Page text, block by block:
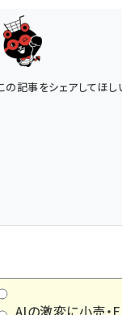
の記事をシェアしてほし